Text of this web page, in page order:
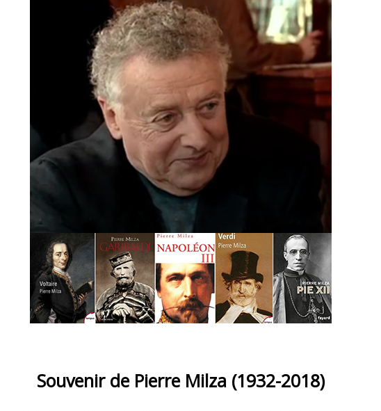
Souvenir de Pierre Milza (1932-2018)